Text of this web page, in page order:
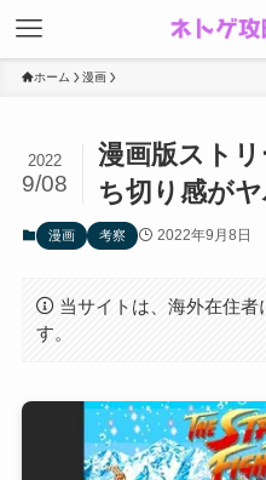
ホーム 漫画
漫画版スト
ち切り感が
2022
9/08
漫画 考察 2022年9月8日
当サイトは、海外在住者
す。